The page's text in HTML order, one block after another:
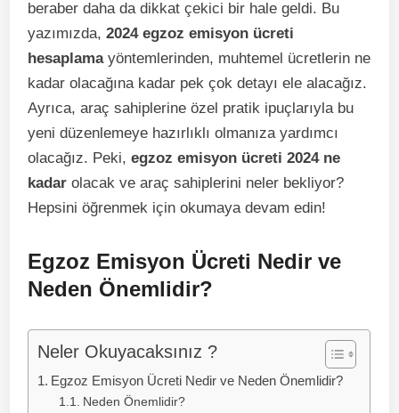
beraber daha da dikkat çekici bir hale geldi. Bu
yazımızda,2024 egzoz emisyon ücreti
hesaplamayöntemlerinden, muhtemel ücretlerin ne
kadar olacağına kadar pek çok detayı ele alacağız.
Ayrıca, araç sahiplerine özel pratik ipuçlarıyla bu
yeni düzenlemeye hazırlıklı olmanıza yardımcı
olacağız. Peki,egzoz emisyon ücreti 2024 ne
kadar olacak ve araç sahiplerini neler bekliyor?
Hepsini öğrenmek için okumaya devam edin!
Egzoz Emisyon Ücreti Nedir ve
Neden Önemlidir?
Neler Okuyacaksınız ?
Egzoz Emisyon Ücreti Nedir ve Neden Önemlidir?
Neden Önemlidir?